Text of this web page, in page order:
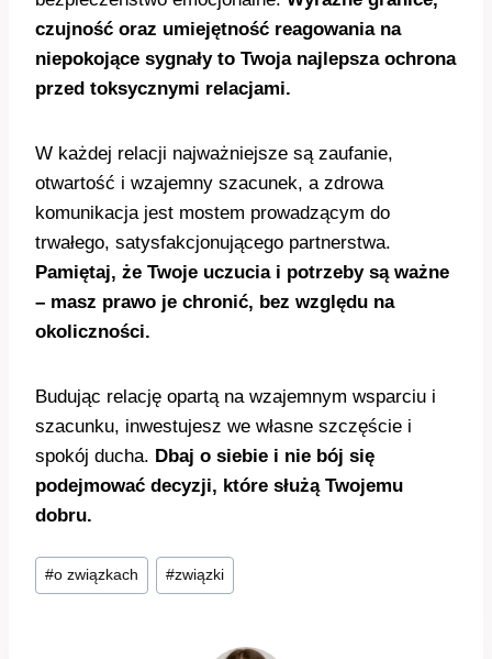
czujność oraz umiejętność reagowania na
niepokojące sygnały to Twoja najlepsza ochrona
przed toksycznymi relacjami.
W każdej relacji najważniejsze są zaufanie,
otwartość i wzajemny szacunek, a zdrowa
komunikacja jest mostem prowadzącym do
trwałego, satysfakcjonującego partnerstwa.
Pamiętaj, że Twoje uczucia i potrzeby są ważne
– masz prawo je chronić, bez względu na
okoliczności.
Budując relację opartą na wzajemnym wsparciu i
szacunku, inwestujesz we własne szczęście i
spokój ducha. Dbaj o siebie i nie bój się
podejmować decyzji, które służą Twojemu
dobru.
Tagi
wpisu:
#o związkach #związki